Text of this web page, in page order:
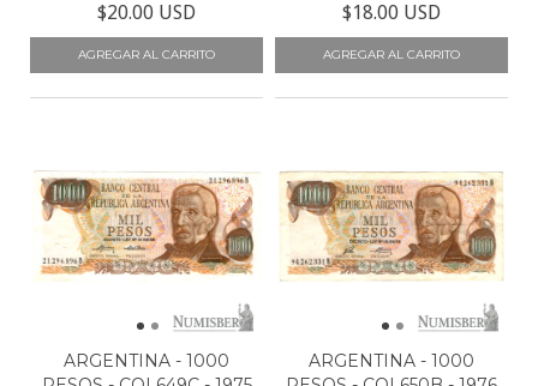
$20.00 USD $18.00 USD
ARGENTINA - 1000
ARGENTINA - 1000